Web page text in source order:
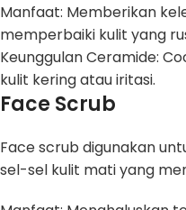
Manfaat: Memberikan
memperbaiki kulit yang
Keunggulan Ceramide:
kulit kering atau iritasi.
Face Scrub
Face scrub digunakan
sel-sel kulit mati yang